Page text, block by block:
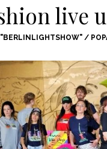
live
"BERLINLIGHTSHOW" /